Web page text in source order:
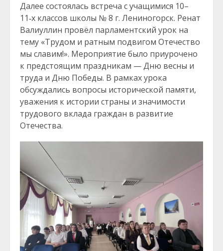
Далее состоялась встреча с учащимися 10–
11‑х классов школы № 8 г. Лениногорск. Ренат
Валиуллин провёл парламентский урок на
тему «Трудом и ратным подвигом Отечество
мы славим!». Мероприятие было приурочено
к предстоящим праздникам — Дню весны и
труда и Дню Победы. В рамках урока
обсуждались вопросы исторической памяти,
уважения к истории страны и значимости
трудового вклада граждан в развитие
Отечества.